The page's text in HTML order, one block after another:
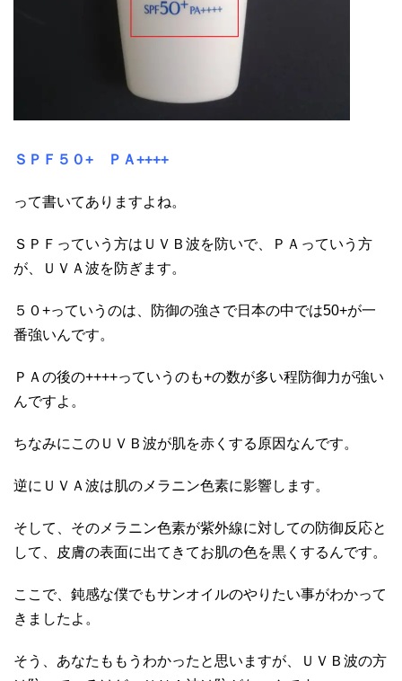
ＳＰＦ５０+ ＰＡ++++
って書いてありますよね。
ＳＰＦっていう方はＵＶＢ波を防いで、ＰＡっていう方
が、ＵＶＡ波を防ぎます。
５０+っていうのは、防御の強さで日本の中では50+が一
番強いんです。
ＰＡの後の++++っていうのも+の数が多い程防御力が強い
んですよ。
ちなみにこのＵＶＢ波が肌を赤くする原因なんです。
逆にＵＶＡ波は肌のメラニン色素に影響します。
そして、そのメラニン色素が紫外線に対しての防御反応と
して、皮膚の表面に出てきてお肌の色を黒くするんです。
ここで、鈍感な僕でもサンオイルのやりたい事がわかって
きましたよ。
そう、あなたももうわかったと思いますが、ＵＶＢ波の方